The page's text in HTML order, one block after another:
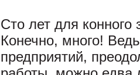
Сто лет для конного
Конечно, много!
предприятий,